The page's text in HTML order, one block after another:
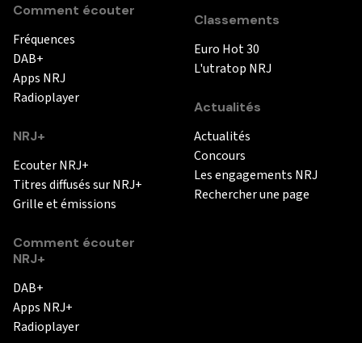
Comment écouter
Fréquences
DAB+
Apps NRJ
Radioplayer
NRJ+
Ecouter NRJ+
Titres diffusés sur NRJ+
Grille et émissions
Comment écouter
NRJ+
DAB+
Apps NRJ+
Radioplayer
Classements
Euro Hot 30
L'utratop NRJ
Actualités
Actualités
Concours
Les engagements NRJ
Rechercher une page